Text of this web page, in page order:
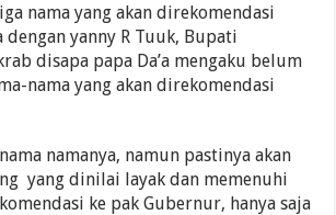
nama yang akan direkomendasi
dengan yanny R Tuuk, Bupati
disapa papa Da’a mengaku belum
nama yang akan direkomendasi
namanya, namun pastinya akan
yang dinilai layak dan memenuhi
ke pak Gubernur, hanya saja